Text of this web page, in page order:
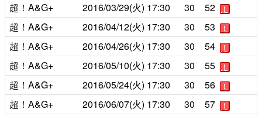
超！A&G+ 2016/03/29(火) 17:30 30 52 ！
超！A&G+ 2016/04/12(火) 17:30 30 53 ！
超！A&G+ 2016/04/26(火) 17:30 30 54 ！
超！A&G+ 2016/05/10(火) 17:30 30 55 ！
超！A&G+ 2016/05/24(火) 17:30 30 56 ！
超！A&G+ 2016/06/07(火) 17:30 30 57 ！